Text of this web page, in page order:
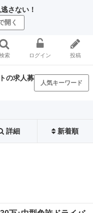
さない！
開く
索 ログイン 投稿
の求人募
人気キーワード
詳細 新着順